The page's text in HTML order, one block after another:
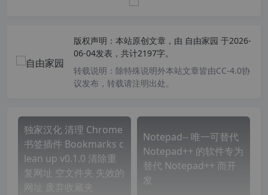
版权声明： 本站原创文章，由 自由家园 于2026-
06-04发表，共计2197字。
转载说明： 除特殊说明外本站文章皆由CC-4.0协
议发布，转载请注明出处。
独家汉化 清理 Chrome
书签插件 Bookmarks c
lean up v0.1.0 清除重
复网址 空文件夹 失效的
网址 废弃收藏夹
Notepad-- 唯一可替代
Notepad++ 的软件专为
替代 Notepad++ 而开
发